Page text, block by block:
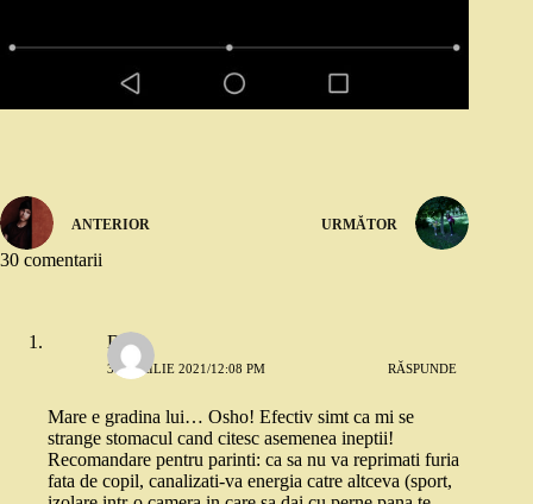
ANTERIOR URMĂTOR
30 comentarii
Deea
30 APRILIE 2021/12:08 PM RĂSPUNDE
Mare e gradina lui… Osho! Efectiv simt ca mi se
strange stomacul cand citesc asemenea ineptii!
Recomandare pentru parinti: ca sa nu va reprimati furia
fata de copil, canalizati-va energia catre altceva (sport,